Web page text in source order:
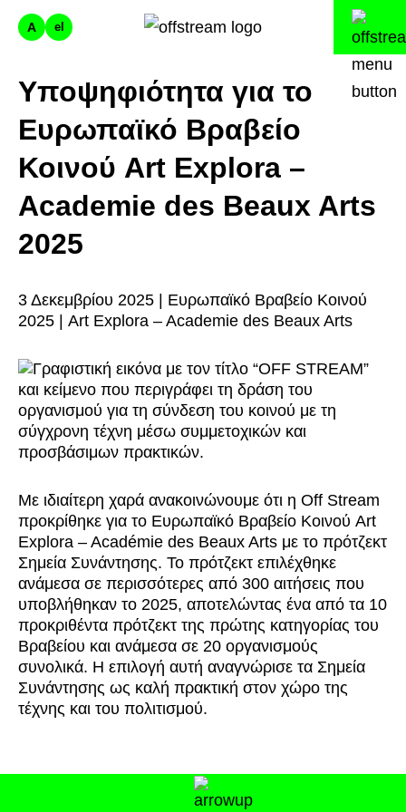
A el
Υποψηφιότητα για το
Ευρωπαϊκό Βραβείο
Κοινού Art Explora –
Academie des Beaux Arts
2025
3 Δεκεμβρίου 2025 | Ευρωπαϊκό Βραβείο Κοινού
2025 | Art Explora – Academie des Beaux Arts
Με ιδιαίτερη χαρά ανακοινώνουμε ότι η Off Stream
προκρίθηκε για το Ευρωπαϊκό Βραβείο Κοινού Art
Explora – Académie des Beaux Arts με το πρότζεκτ
Σημεία Συνάντησης. Το πρότζεκτ επιλέχθηκε
ανάμεσα σε περισσότερες από 300 αιτήσεις που
υποβλήθηκαν το 2025, αποτελώντας ένα από τα 10
προκριθέντα πρότζεκτ της πρώτης κατηγορίας του
Βραβείου και ανάμεσα σε 20 οργανισμούς
συνολικά. Η επιλογή αυτή αναγνώρισε τα Σημεία
Συνάντησης ως καλή πρακτική στον χώρο της
τέχνης και του πολιτισμού.